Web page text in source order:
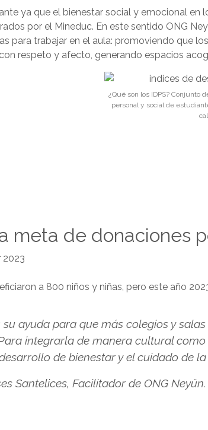
ya que el bienestar social y emocional
por el Mineduc. En este sentido ONG
para trabajar en el aula: promoviendo que
respeto y afecto, generando espacios
¿Qué son los IDPS? Conjunto
personal y social de
meta de donaciones
a 800 niños y niñas, pero este año
su ayuda para que más colegios y
integrarla de manera cultural
de bienestar y el cuidado de
Santelices, Facilitador de ONG Neyün.